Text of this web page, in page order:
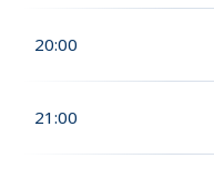
20:00
21:00